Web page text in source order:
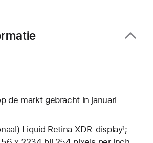
de markt gebracht in januari
Liquid Retina XDR-display1;